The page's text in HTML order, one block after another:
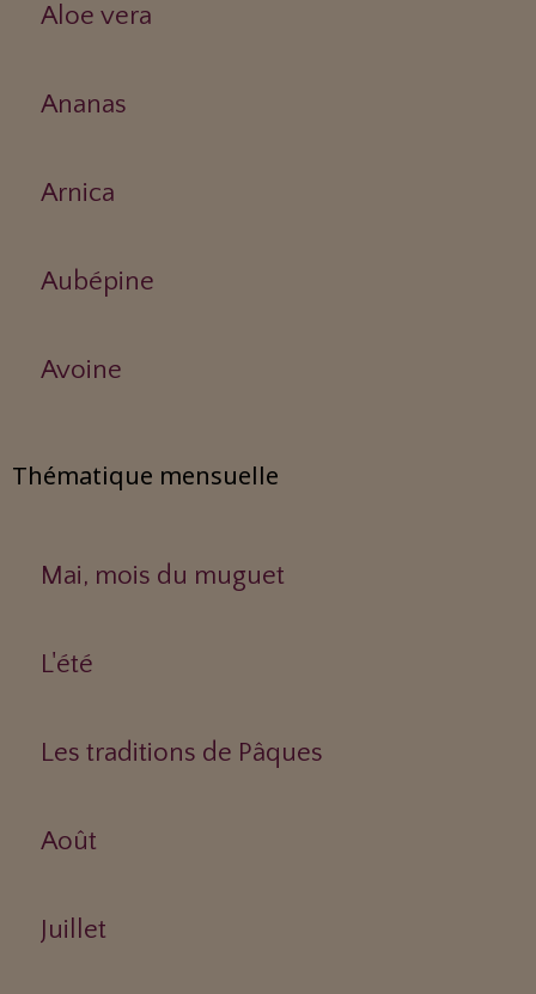
Aloe vera
Ananas
Arnica
Aubépine
Avoine
Thématique mensuelle
Mai, mois du muguet
L'été
Les traditions de Pâques
Août
Juillet